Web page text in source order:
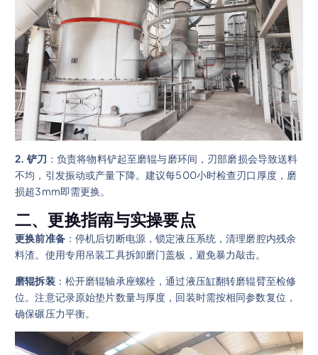
2. 铲刀 ：负责将物料铲起至磨辊与磨环间，刃部磨损会导致送料
不均，引发振动或产量下降。建议每500小时检查刃口厚度，磨
损超3mm即需更换。
二、更换指南与实操要点
更换前准备：停机后切断电源，锁定液压系统，清理磨腔内残余
料渣。使用专用吊装工具拆卸磨门盖板，避免暴力敲击。
磨辊拆装：松开磨辊轴承座螺栓，通过液压缸翻转磨辊臂至检修
位。注意记录原始垫片数量与厚度，回装时需按相同参数复位，
确保碾压力平衡。